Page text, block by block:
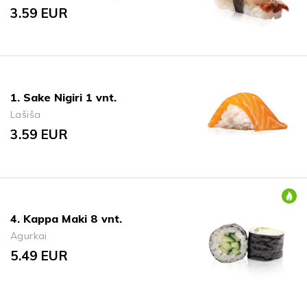
3.59 EUR
1. Sake Nigiri 1 vnt.
Lašiša
3.59 EUR
4. Kappa Maki 8 vnt.
Agurkai
5.49 EUR